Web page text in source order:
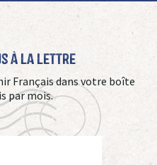
à La Lettre
Français dans votre boîte
par mois.